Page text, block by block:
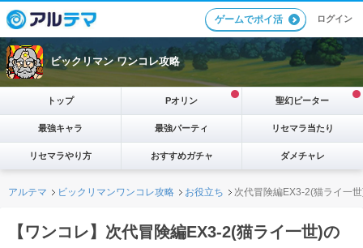
ゲームでポイ活 ログイン
ビックリマン ワンコレ攻略
トップ Pオリン 聖幻ピーター
最強キャラ 最強パーティ リセマラ当たり
リセマラやり方 おすすめガチャ ダメチャレ
アルテマ ビックリマンワンコレ攻略 お役立ち 次代冒険編EX3-2(猫ライ一
【ワンコレ】次代冒険編EX3-2(猫ライ一世)の